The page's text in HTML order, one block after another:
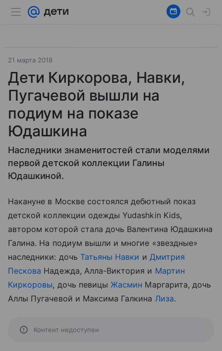
21 марта 2018
Дети Киркорова, Навки,
Пугачевой вышли на
подиум на показе
Юдашкина
Наследники знаменитостей стали моделями
первой детской коллекции Галины
Юдашкиной.
Накануне в Москве состоялся дебютный показ
детской коллекции одежды Yudashkin Kids,
автором которой стала дочь Валентина Юдашкина
Галина. На подиум вышли и многие «звездные»
наследники: дочь Татьяны Навки и Дмитрия
Пескова Надежда, Алла-Виктория и Мартин
Киркоровы, дочь певицыЖасмин Маргарита, дочь
Аллы Пугачевой и Максима Галкина Лиза.
Контент недоступен